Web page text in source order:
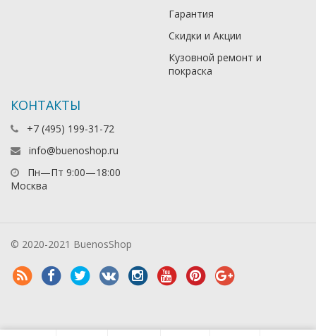
Гарантия
Скидки и Акции
Кузовной ремонт и
покраска
КОНТАКТЫ
+7 (495) 199-31-72
info@buenoshop.ru
Пн—Пт 9:00—18:00
Москва
© 2020-2021 BuenosShop